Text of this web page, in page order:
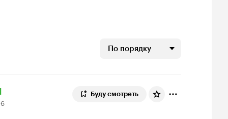
По порядку
Буду смотреть